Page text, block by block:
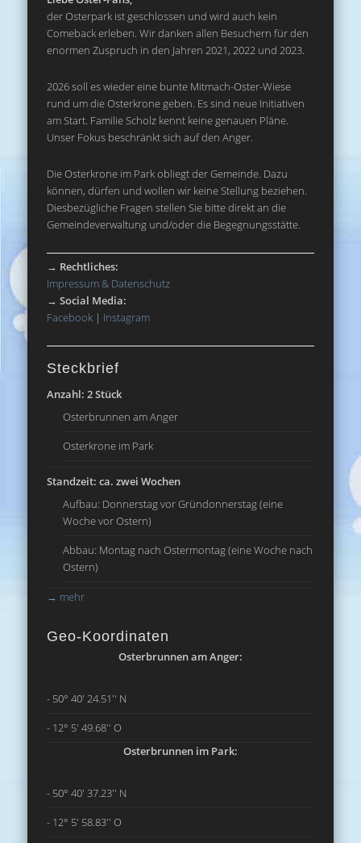
der Osterpark ist geschlossen und wird auch kein
Comeback erleben. Wir danken allen Besuchern für den
enormen Zuspruch in den Jahren 2021, 2022 und 2023.
2026 soll es wieder eine bunte Mitmach-Oster-Wiese
rund um die Osterkrone geben. Es sind neue Initiativen
am Start. Familie Scholz kennt keine genauen Pläne.
Unser Fokus beschränkt sich auf den Anger.
Die Osterkrone im Park obliegt der Gemeinde. Dazu
können, dürfen und wollen wir keine Stellung beziehen.
Diesbezügliche Fragen stellen Sie bitte direkt an die
Gemeindeverwaltung und/oder die Begegnungsstätte.
→ Rechtliches:
Impressum & Datenschutz
→Social Media:
Facebook | Instagram
Steckbrief
Anzahl: 2 Stück
Osterbrunnen am Anger
Osterkrone im Park
Standzeit: ca. zwei Wochen
Aufbau: Donnerstag vor Gründonnerstag (eine
Woche vor Ostern)
Abbau: Montag nach Ostermontag (eine Woche nach
Ostern)
→ mehr
Geo-Koordinaten
Osterbrunnen am Anger:
- 50° 40' 24.51'' N
- 12° 5' 49.68'' O
Osterbrunnen im Park:
- 50° 40' 37.23'' N
- 12° 5' 58.83'' O